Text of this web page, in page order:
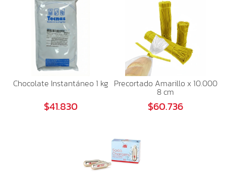
Chocolate Instantáneo 1 kg
$41.830
Precortado Amarillo x 10.000
8 cm
$60.736